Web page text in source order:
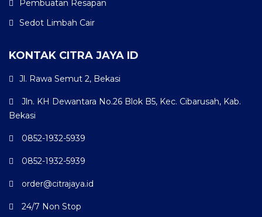
Pembuatan Resapan
Sedot Limbah Cair
KONTAK CITRA JAYA ID
Jl. Rawa Semut 2, Bekasi
Jln. KH Dewantara No.26 Blok B5, Kec. Cibarusah, Kab.
Bekasi
0852-1932-5939
0852-1932-5939
order@citrajaya.id
24/7 Non Stop